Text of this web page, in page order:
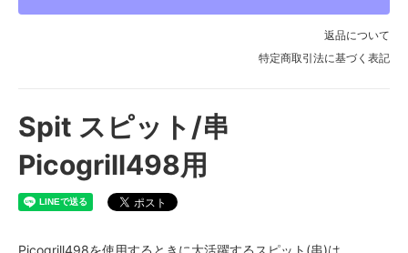
返品について
特定商取引法に基づく表記
Spit スピット/串
Picogrill498用
Picogrill498を使用するときに大活躍するスピット(串)は、